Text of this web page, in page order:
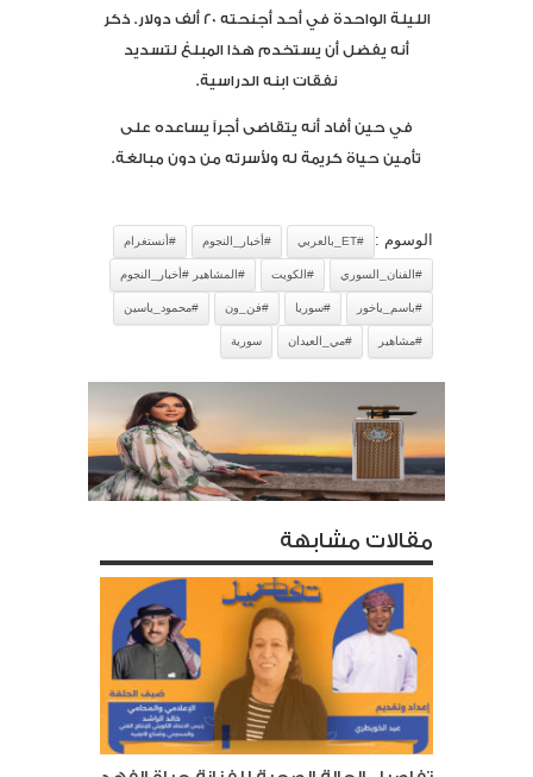
الليلة الواحدة في أحد أجنحته 20 ألف دولار. ذكر
أنه يفضل أن يستخدم هذا المبلغ لتسديد
نفقات ابنه الدراسية.
في حين أفاد أنه يتقاضى أجراً يساعده على
تأمين حياة كريمة له ولأسرته من دون مبالغة.
الوسوم : #ET_بالعربي #أخبار_النجوم #أنستغرام
#الفنان_السوري #الكويت #المشاهير #أخبار_النجوم
#باسم_ياخور #سوريا #فن_ون #محمود_ياسين
#مشاهير #مي_العيدان سورية
مقالات مشابهة